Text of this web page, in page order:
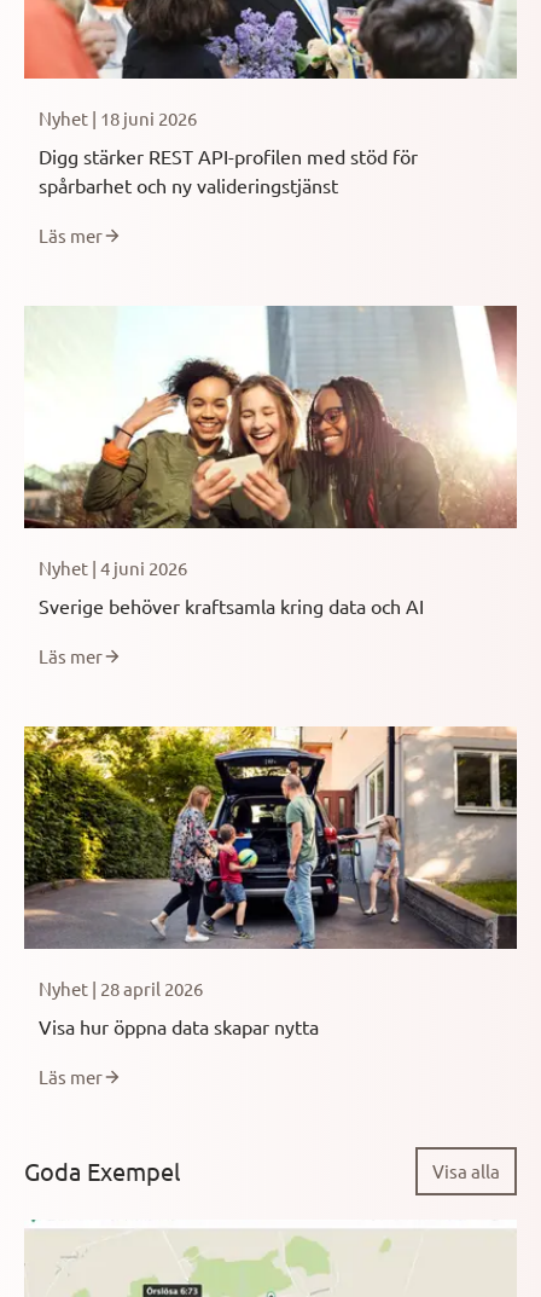
Nyhet | 18 juni 2026
Digg stärker REST API-profilen med stöd för
spårbarhet och ny valideringstjänst
Läs mer
Nyhet | 4 juni 2026
Sverige behöver kraftsamla kring data och AI
Läs mer
Nyhet | 28 april 2026
Visa hur öppna data skapar nytta
Läs mer
Goda Exempel Visa alla